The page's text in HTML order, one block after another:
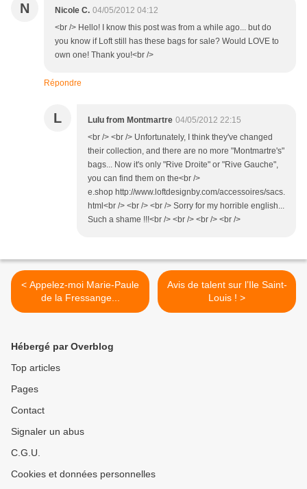
N Nicole C. 04/05/2012 04:12
<br /> Hello! I know this post was from a while ago... but do
you know if Loft still has these bags for sale? Would LOVE to
own one! Thank you!<br />
Répondre
L Lulu from Montmartre 04/05/2012 22:15
<br /> <br /> Unfortunately, I think they've changed
their collection, and there are no more "Montmartre's"
bags... Now it's only "Rive Droite" or "Rive Gauche",
you can find them on the<br />
e.shop http://www.loftdesignby.com/accessoires/sacs.
html<br /> <br /> <br /> Sorry for my horrible english...
Such a shame !!!<br /> <br /> <br /> <br />
< Appelez-moi Marie-Paule
de la Fressange...
Avis de talent sur l’Ile Saint-
Louis ! >
Hébergé par Overblog
Top articles
Pages
Contact
Signaler un abus
C.G.U.
Cookies et données personnelles